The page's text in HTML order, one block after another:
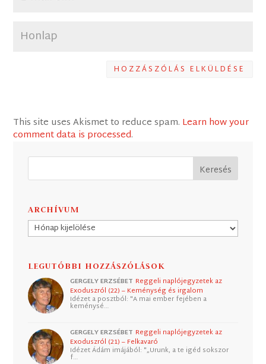
HOZZÁSZÓLÁS ELKÜLDÉSE
This site uses Akismet to reduce spam. Learn how your
comment data is processed.
ARCHÍVUM
Archívum
LEGUTÓBBI HOZZÁSZÓLÁSOK
GERGELY ERZSÉBET Reggeli naplójegyzetek az
Exoduszról (22) – Keménység és irgalom
Idézet a posztból: "A mai ember fejében a
keménysé…
GERGELY ERZSÉBET Reggeli naplójegyzetek az
Exoduszról (21) – Felkavaró
Idézet Ádám imájából: "„Urunk, a te igéd sokszor
f…